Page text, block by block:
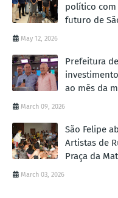
político com
futuro de
May 12, 2026
Prefeitura
ao mês da
March 09, 2026
São Felipe
Artistas de
Praça da
March 03, 2026